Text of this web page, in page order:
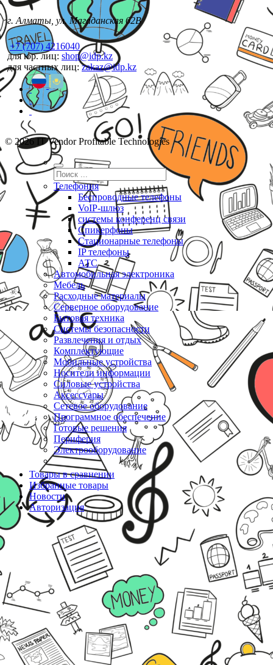
г. Алматы, ул. Магаданская 62В
+7 (707) 4216040
для юр. лиц: shop@idp.kz
для частных лиц:zakaz@idp.kz
© 2026 IT Vendor Profitable Technologies
Телефония
Беспроводные телефоны
VoIP-шлюз
системы конференц связи
Спикерфоны
Стационарные телефоны
IP телефоны
АТС
Автомобильная электроника
Мебель
Расходные материалы
Серверное оборудование
Бытовая техника
Системы безопасности
Развлечения и отдых
Комплектующие
Мобильные устройства
Носители информации
Силовые устройства
Аксессуары
Сетевое оборудование
Программное обеспечение
Готовые решения
Периферия
Электрооборудование
Товары в сравнении
Избранные товары
Новости
Авторизация